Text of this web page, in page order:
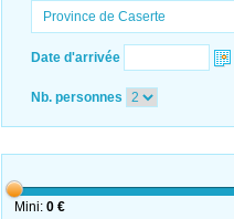
Date d'arrivée
Nb. personnes
Mini: 0 €